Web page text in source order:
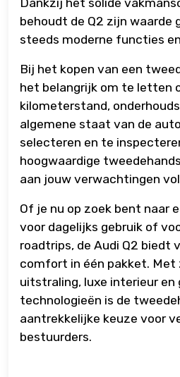
behoudt de Q2 zijn waarde
steeds moderne functies
Bij het kopen van een
het belangrijk om te letten
kilometerstand,
algemene staat van de
selecteren en te
hoogwaardige
aan jouw verwachtingen
Of je nu op zoek bent naar
voor dagelijks gebruik of
roadtrips, de Audi Q2 biedt
comfort in één pakket. Met
uitstraling, luxe interieur en
technologieën is de
aantrekkelijke keuze voor
bestuurders.